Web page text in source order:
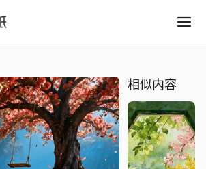
相似内容